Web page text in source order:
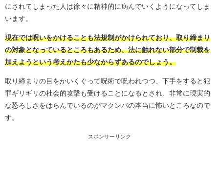
にされてしまった人は徐々に精神的に病んでいくようになってしま
います。
現在では呪いをかけることも法規制がかけられており、取り締まり
の対象となっているところもあるため、法に触れない部分で制裁を
加えようという考えかたも少なからずあるのでしょう。
取り締まりの目をかいくぐって呪術で呪われつつ、下手をすると犯
罪ギリギリの社会的攻撃も受けることになるとされ、非常に現実的
な恐ろしさをはらんでいるのがマクンバの本当に怖いところなので
す。
スポンサーリンク